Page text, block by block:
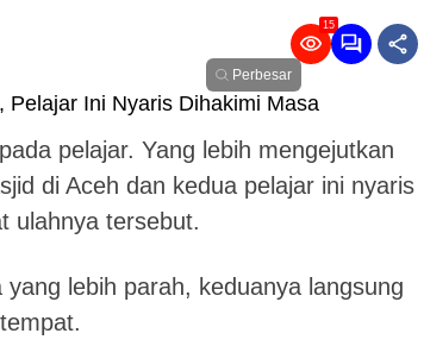
15
Perbesar
pelajar. Yang lebih mengejutkan
di Aceh dan kedua pelajar ini nyaris
ulahnya tersebut.
lebih parah, keduanya langsung